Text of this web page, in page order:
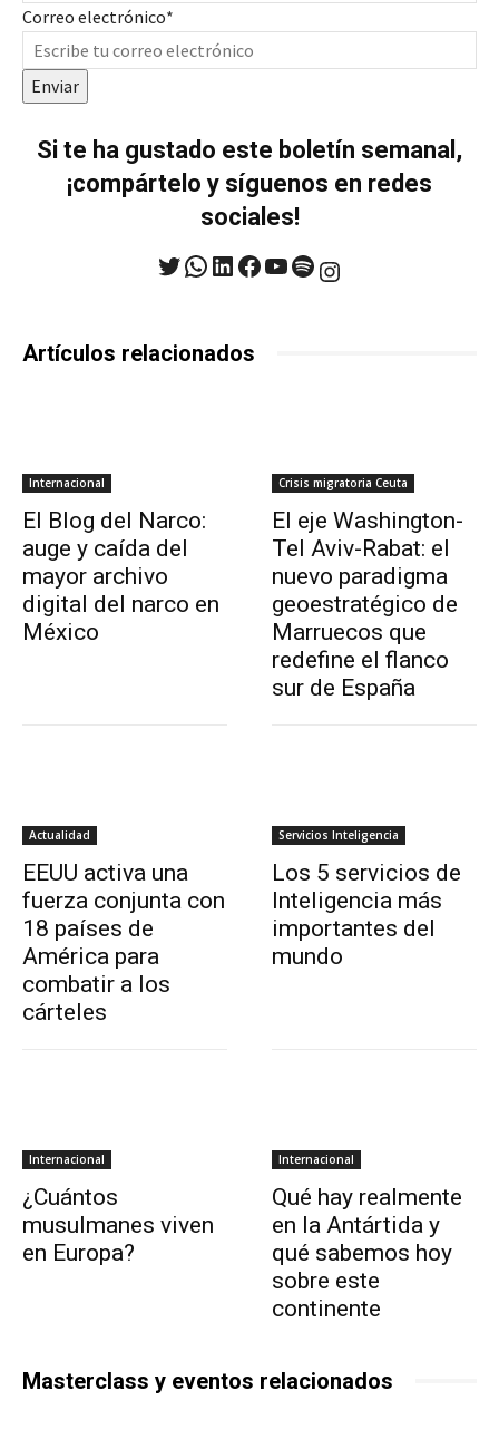
Correo electrónico*
Enviar
Si te ha gustado este boletín semanal,
¡compártelo y síguenos en redes
sociales!
Twitter WhatsApp LinkedIn Facebook YouTube Spotify Instagram
Artículos relacionados
Internacional
El Blog del Narco:
auge y caída del
mayor archivo
digital del narco en
México
Crisis migratoria Ceuta
El eje Washington-
Tel Aviv-Rabat: el
nuevo paradigma
geoestratégico de
Marruecos que
redefine el flanco
sur de España
Actualidad
EEUU activa una
fuerza conjunta con
18 países de
América para
combatir a los
cárteles
Servicios Inteligencia
Los 5 servicios de
Inteligencia más
importantes del
mundo
Internacional
¿Cuántos
musulmanes viven
en Europa?
Internacional
Qué hay realmente
en la Antártida y
qué sabemos hoy
sobre este
continente
Masterclass y eventos relacionados